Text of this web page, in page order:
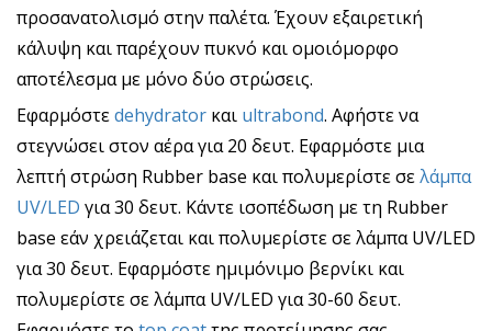
προσανατολισμό στην παλέτα. Έχουν εξαιρετική
κάλυψη και παρέχουν πυκνό και ομοιόμορφο
αποτέλεσμα με μόνο δύο στρώσεις.
Εφαρμόστεdehydrator και ultrabond. Αφήστε να
στεγνώσει στον αέρα για 20 δευτ. Εφαρμόστε μια
λεπτή στρώση Rubber base και πολυμερίστε σελάμπα
UV/LED για 30 δευτ. Κάντε ισοπέδωση με τη Rubber
base εάν χρειάζεται και πολυμερίστε σε λάμπα UV/LED
για 30 δευτ. Εφαρμόστε ημιμόνιμο βερνίκι και
πολυμερίστε σε λάμπα UV/LED για 30-60 δευτ.